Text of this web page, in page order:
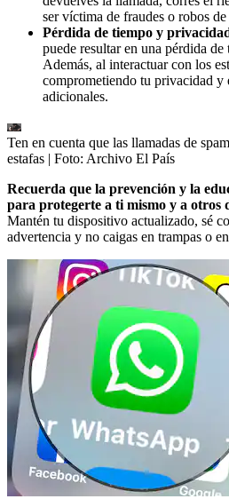
ser víctima de fraudes o robos
Pérdida de tiempo y
puede resultar en una pérdida
Además, al interactuar con los
comprometiendo tu privacidad y
adicionales.
Ten en cuenta que las llamadas de
estafas | Foto: Archivo El País
Recuerda que la prevención y la
para protegerte a ti mismo y a otros
Mantén tu dispositivo actualizado, sé
advertencia y no caigas en trampas o